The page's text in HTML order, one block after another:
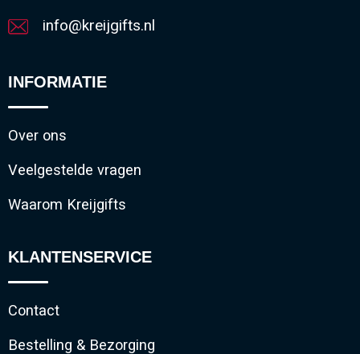
info@kreijgifts.nl
INFORMATIE
Over ons
Veelgestelde vragen
Waarom Kreijgifts
KLANTENSERVICE
Contact
Bestelling & Bezorging